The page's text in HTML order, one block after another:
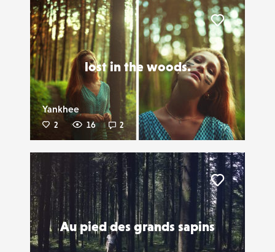
lost in the woods.
Yankhee
2 16 2
Liker
Au pied des grands sapins
Liker